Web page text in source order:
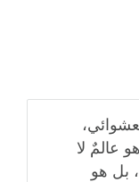
عالمٌ لا
بل هو